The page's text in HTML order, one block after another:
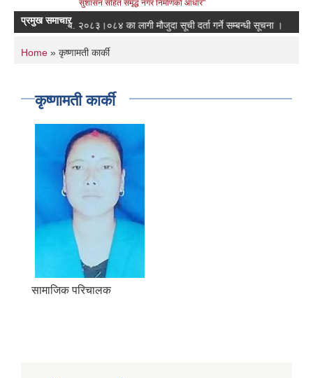
सुशासन सहित समृद्ध नगर निर्माणको आधार"
प्रमुख समाचार
आ.ब. २०८३।०८४ का लागी मौजुदा सूची दर्ता गर्ने सम्बन्धी सूचना ।
You are here
Home » कृष्णामती कार्की
कृष्णामती कार्की
सामाजिक परिचालक